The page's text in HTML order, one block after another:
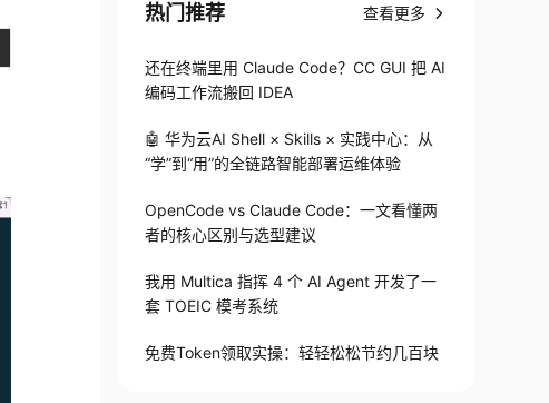
热门推荐 查看更多
还在终端里用 Claude Code？CC GUI 把 AI
编码工作流搬回 IDEA
🤖 华为云AI Shell × Skills × 实践中心：从
“学”到“用”的全链路智能部署运维体验
OpenCode vs Claude Code：一文看懂两
者的核心区别与选型建议
我用 Multica 指挥 4 个 AI Agent 开发了一
套 TOEIC 模考系统
免费Token领取实操：轻轻松松节约几百块